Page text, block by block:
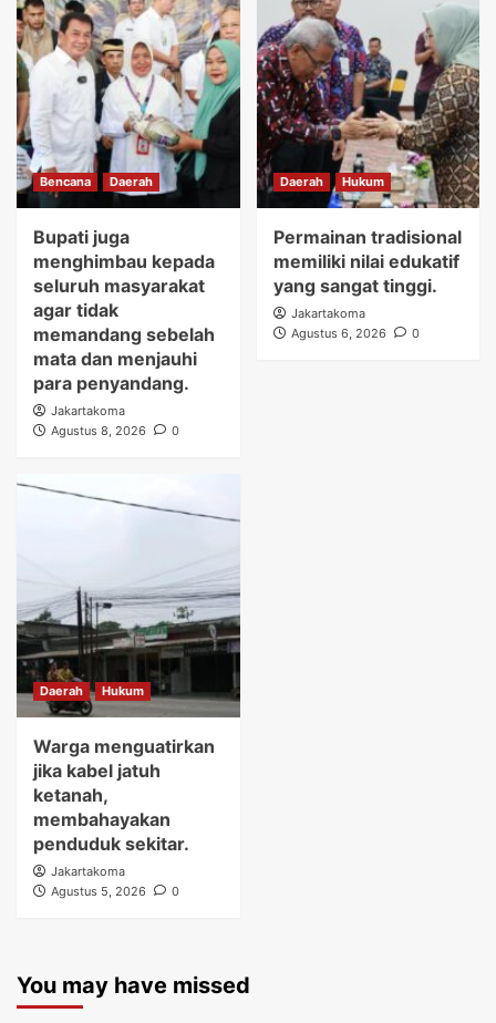
Bencana Daerah
Bupati juga
menghimbau kepada
seluruh masyarakat
agar tidak
memandang sebelah
mata dan menjauhi
para penyandang.
Jakartakoma
Agustus 8, 2026
0
Daerah Hukum
Permainan tradisional
memiliki nilai edukatif
yang sangat tinggi.
Jakartakoma
Agustus 6, 2026
0
Daerah Hukum
Warga menguatirkan
jika kabel jatuh
ketanah,
membahayakan
penduduk sekitar.
Jakartakoma
Agustus 5, 2026
0
You may have missed